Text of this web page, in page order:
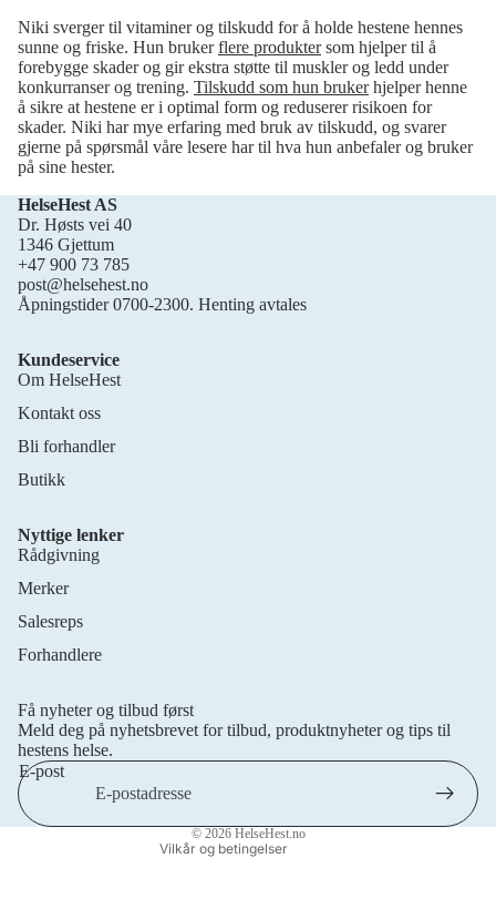
Niki sverger til vitaminer og tilskudd for å holde hestene hennes
sunne og friske. Hun brukerflere produktersom hjelper til å
forebygge skader og gir ekstra støtte til muskler og ledd under
konkurranser og trening. Tilskudd som hun brukerhjelper henne
å sikre at hestene er i optimal form og reduserer risikoen for
skader. Niki har mye erfaring med bruk av tilskudd, og svarer
gjerne på spørsmål våre lesere har til hva hun anbefaler og bruker
på sine hester.
HelseHest AS
Dr. Høsts vei 40
1346 Gjettum
+47 900 73 785
post@helsehest.no
Åpningstider 0700-2300. Henting avtales
Kundeservice
Om HelseHest
Kontakt oss
Bli forhandler
Butikk
Nyttige lenker
Rådgivning
Merker
Salesreps
Forhandlere
Få nyheter og tilbud først
Meld deg på nyhetsbrevet for tilbud, produktnyheter og tips til
hestens helse.
E-post
© 2026 HelseHest.no
Vilkår og betingelser
Personvernerklæring
Retningslinjer for angrerett
Vilkår for bruk